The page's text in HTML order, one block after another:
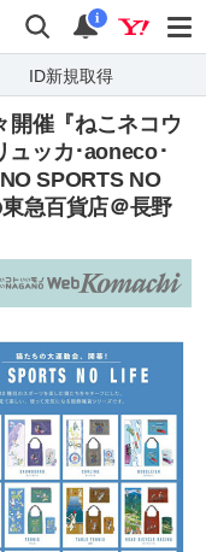
検索 通知
i
ID新規取得
開催『ねこネコウ
ュッカ･aoneco･
SPORTS NO
急百貨店＠長野